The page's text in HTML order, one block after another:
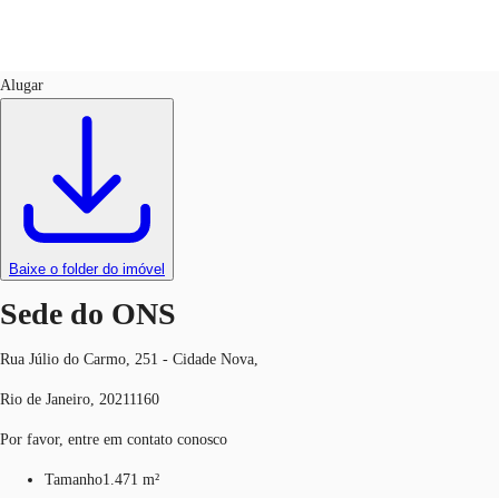
Receba Nossa Newsletter
Instagram JLL Imóveis
Ligue agora
Alugar
Baixe o folder do imóvel
Sede do ONS
Rua Júlio do Carmo, 251 - Cidade Nova,
Rio de Janeiro, 20211160
Por favor, entre em contato conosco
Tamanho1.471 m²